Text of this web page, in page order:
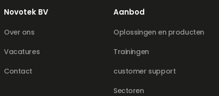
Novotek BV
Over ons
Vacatures
Contact
Aanbod
Oplossingen en producten
Trainingen
customer support
Sectoren